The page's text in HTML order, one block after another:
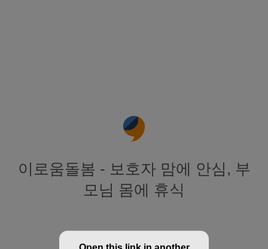
이로움돌봄 - 보호자 맘에 안심, 부
모님 몸에 휴식